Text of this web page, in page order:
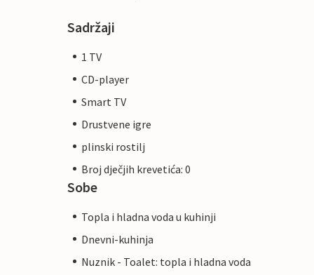
Sadržaji
1 TV
CD-player
Smart TV
Drustvene igre
plinski rostilj
Broj dječjih krevetića: 0
Sobe
Topla i hladna voda u kuhinji
Dnevni-kuhinja
Nuznik - Toalet: topla i hladna voda